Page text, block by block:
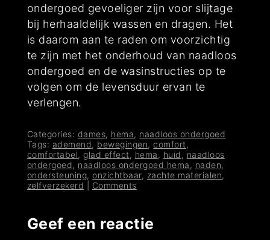
ondergoed gevoeliger zijn voor slijtage
bij herhaaldelijk wassen en dragen. Het
is daarom aan te raden om voorzichtig
te zijn met het onderhoud van naadloos
ondergoed en de wasinstructies op te
volgen om de levensduur ervan te
verlengen.
Categories: dames, hema, naadloos ondergoed
Tags: ademend, bewegingen,comfort ,
comfortabel,glad effect , hema , huid , naadloos
ondergoed, naadloos ondergoed hema , naden,
ondersteuning,onzichtbaar, zachte materialen,
zelfverzekerd
Comments
Geef een reactie